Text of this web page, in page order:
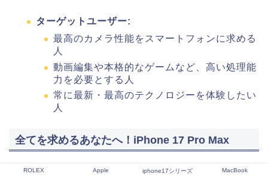
ターゲットユーザー:
最高のカメラ性能をスマートフォンに求める
人
動画編集や本格的なゲームなど、高い処理能
力を必要とする人
常に最新・最高のテクノロジーを体験したい
人
全てを求めるあなたへ！iPhone 17 Pro Max
Proの性能はそのままに、 最大のディスプレイと最長の
ROLEX Apple iphone17シリーズ MacBook